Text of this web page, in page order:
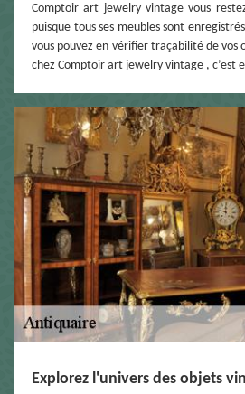
Comptoir art jewelry vintage vous
puisque tous ses meubles sont
vous pouvez en vérifier traçabilité de vos
chez Comptoir art jewelry vintage , c’est
Explorez l'univers des objets